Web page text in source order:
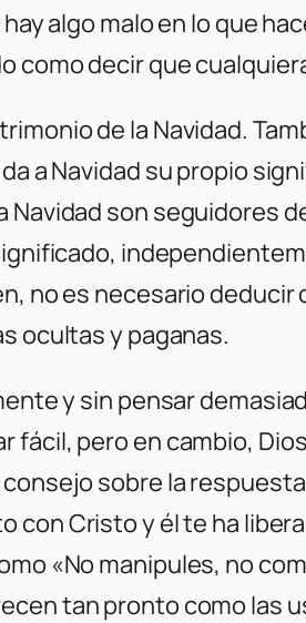
algo malo en lo que
como decir que
de la Navidad.
a Navidad su propio
son seguidores
no es necesario
ocultas y paganas.
y sin pensar
fácil, pero en cambio,
sobre la
con Cristo y él te ha
«No manipules, no
tan pronto como las